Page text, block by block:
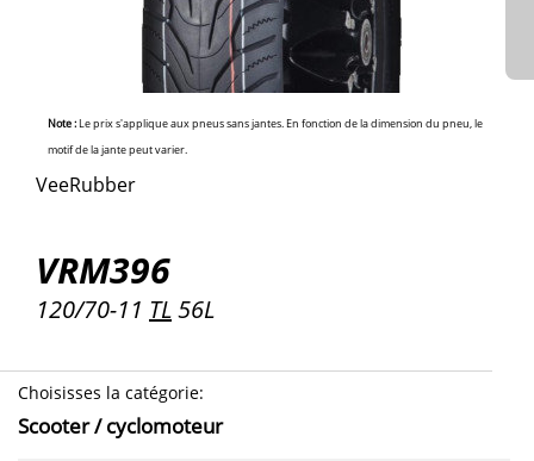
Note :Le prix s'applique aux pneus sans jantes. En fonction de la dimension du pneu, le
motif de la jante peut varier.
VeeRubber
VRM396
120/70-11 TL56L
Choisisses la catégorie:
Scooter / cyclomoteur